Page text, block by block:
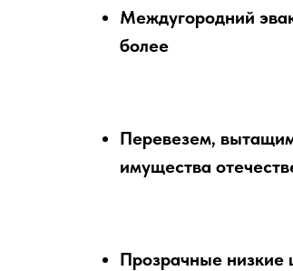
Междугородний
более
Перевезем,
имущества
Прозрачные